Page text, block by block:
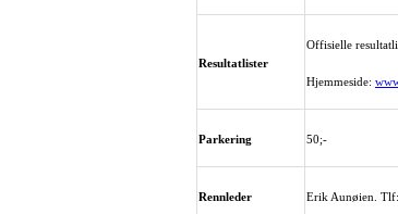
Resultatlister
Offisielle
Hjemmeside:
Parkering 50;-
Rennleder Erik Aunøien.